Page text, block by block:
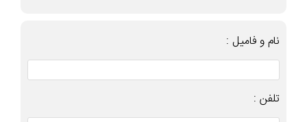
نام و فامیل :
تلفن :